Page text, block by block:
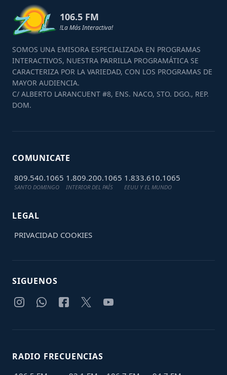
106.5 FM
!La Más Interactiva!
SOMOS UNA EMISORA ESPECIALIZADA EN PROGRAMAS
INTERACTIVOS, NUESTRA PARRILLA PROGRAMÁTICA SE
CARACTERIZA POR LA VARIEDAD, CON LOS PROGRAMAS DE
MAYOR AUDIENCIA.
C/ ALBERTO LARANCUENT #8, ENS. NACO, STO. DGO., REP.
DOM.
COMUNICATE
809.540.1065
SANTO DOMINGO
1.809.200.1065
INTERIOR DEL PAÍS
1.833.610.1065
EEUU Y EL MUNDO
LEGAL
PRIVACIDAD COOKIES
SIGUENOS
RADIO FRECUENCIAS